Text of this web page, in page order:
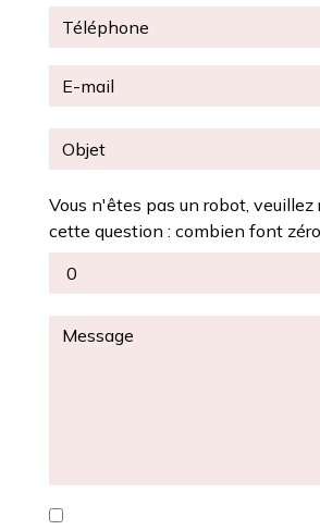
Vous n'êtes pas un robot, veuillez
cette question : combien font